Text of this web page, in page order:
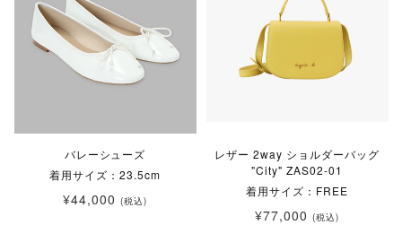
バレーシューズ
着用サイズ：23.5cm
¥44,000 (税込)
レザー 2way ショルダーバッグ
"City" ZAS02-01
着用サイズ：FREE
¥77,000 (税込)